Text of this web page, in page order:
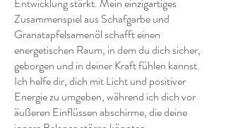
Zusammenspiel aus Schafgarbe und
Granatapfelsamenöl schafft einen
energetischen Raum, in dem du dich sicher,
geborgen und in deiner Kraft fühlen kannst.
Ich helfe dir, dich mit Licht und positiver
Energie zu umgeben, während ich dich vor
äußeren Einflüssen abschirme, die deine